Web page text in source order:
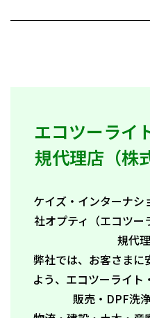
エコツーライ
規代理店（株
ケイズ・インターナ
社オプティ（エコツー
規代
弊社では、お客さまに
よう、エコツーライト
販売・DPF洗